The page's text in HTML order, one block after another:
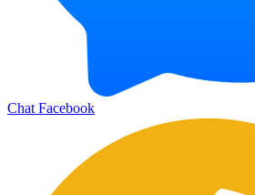
Chat Facebook